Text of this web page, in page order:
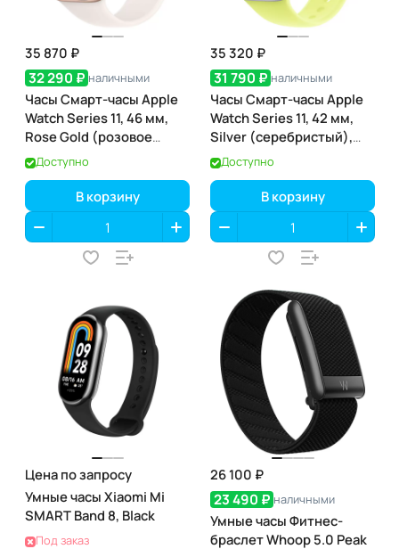
35 870 ₽
32 290 ₽ наличными
Часы Смарт-часы Apple
Watch Series 11, 46 мм,
Rose Gold (розовое
золото), GPS
Доступно
В корзину
35 320 ₽
31 790 ₽ наличными
Часы Смарт-часы Apple
Watch Series 11, 42 мм,
Silver (серебристый),
GPSДоступно
В корзину
Цена по запросу
Умные часы Xiaomi Mi
SMART Band 8, Black
Под заказ
26 100 ₽
23 490 ₽ наличными
Умные часы Фитнес-
браслет Whoop 5.0 Peak